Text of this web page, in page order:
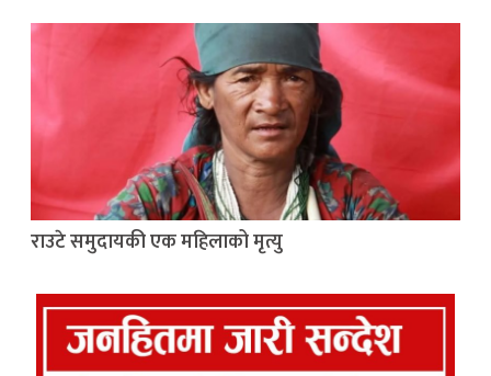
राउटे समुदायकी एक महिलाको मृत्यु